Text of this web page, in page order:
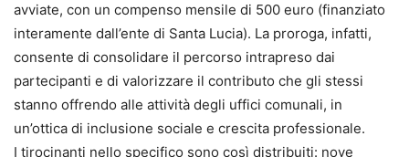
avviate, con un compenso mensile di 500 euro (finanziato
interamente dall’ente di Santa Lucia). La proroga, infatti,
consente di consolidare il percorso intrapreso dai
partecipanti e di valorizzare il contributo che gli stessi
stanno offrendo alle attività degli uffici comunali, in
un’ottica di inclusione sociale e crescita professionale.
I tirocinanti nello specifico sono così distribuiti: nove